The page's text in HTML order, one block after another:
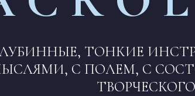
ТОНКИЕ
С ПОЛЕМ, С
ТВОРЧЕСКОГО